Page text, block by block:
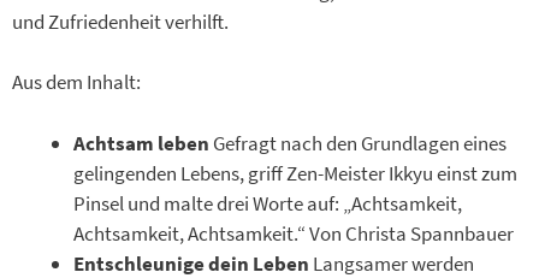
und Zufriedenheit verhilft.
Aus dem Inhalt:
Achtsam leben Gefragt nach den Grundlagen eines
gelingenden Lebens, griff Zen-Meister Ikkyu einst zum
Pinsel und malte drei Worte auf: „Achtsamkeit,
Achtsamkeit, Achtsamkeit.“ Von Christa Spannbauer
Entschleunige dein Leben Langsamer werden